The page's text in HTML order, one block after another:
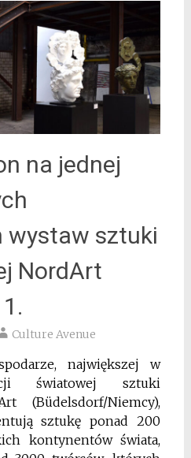
na jednej
wystaw sztuki
NordArt
Culture Avenue
największej w
światowej sztuki
(Büdelsdorf/Niemcy),
sztukę ponad 200
kontynentów świata,